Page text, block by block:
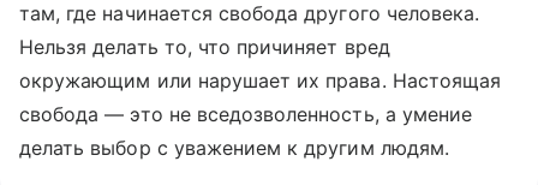
там, где начинается свобода другого человека.
Нельзя делать то, что причиняет вред
окружающим или нарушает их права. Настоящая
свобода — это не вседозволенность, а умение
делать выбор с уважением к другим людям.